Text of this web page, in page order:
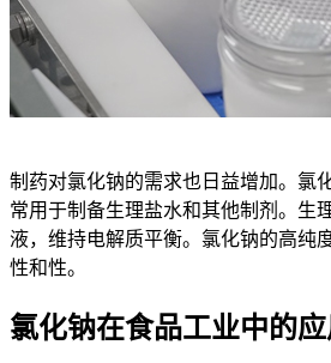
制药对氯化钠的需求也日益增加。氯
常用于制备生理盐水和其他制剂。生
液，维持电解质平衡。氯化钠的高纯
性和性。
氯化钠在食品工业中的应